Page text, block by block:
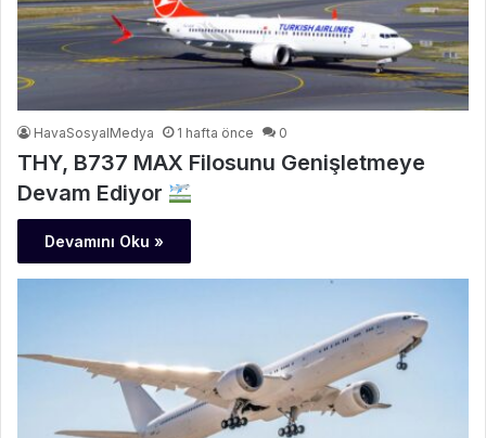
HavaSosyalMedya 1 hafta önce 0
THY, B737 MAX Filosunu Genişletmeye
Devam Ediyor
Devamını Oku »